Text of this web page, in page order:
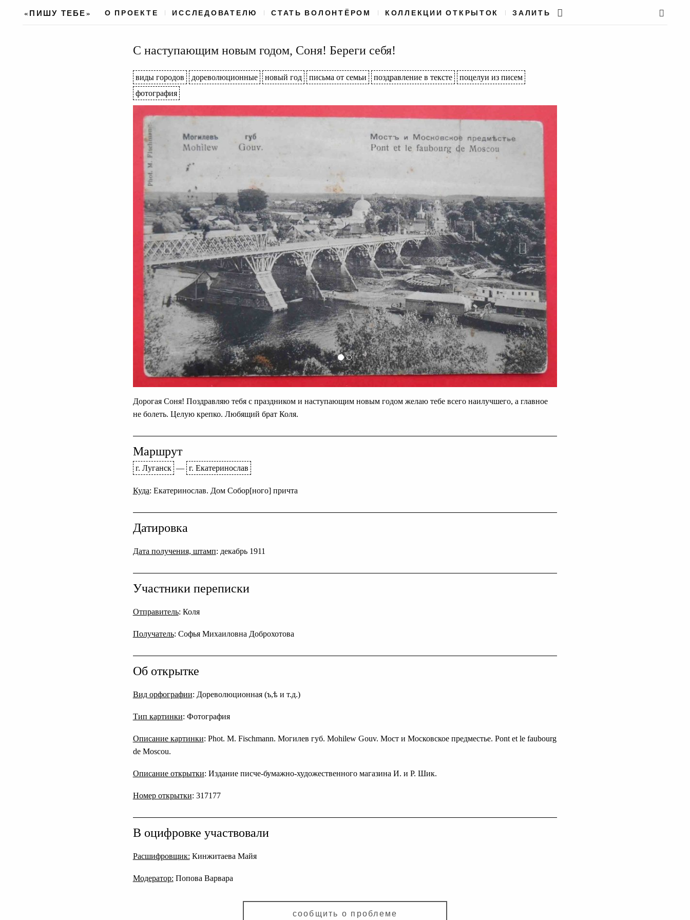
«ПИШУ ТЕБЕ» О ПРОЕКТЕ ИССЛЕДОВАТЕЛЮ СТАТЬ ВОЛОНТЁРОМ КОЛЛЕКЦИИ ОТКРЫТОК ЗАЛИТЬ
С наступающим новым годом, Соня! Береги себя!
виды городов дореволюционные новый год письма от семьи поздравление в тексте
поцелуи из писем
фотография
Дорогая Соня! Поздравляю тебя с праздником и наступающим новым годом желаю тебе всего наилучшего, а главное
не болеть. Целую крепко. Любящий брат Коля.
Маршрут
г. Луганск — г. Екатеринослав
Куда: Екатеринослав. Дом Собор[ного] причта
Датировка
Дата получения, штамп: декабрь 1911
Участники переписки
Отправитель: Коля
Получатель: Софья Михаиловна Доброхотова
Об открытке
Вид орфографии: Дореволюционная (ъ,ѣ и т.д.)
Тип картинки: Фотография
Описание картинки: Phot. M. Fischmann. Могилев губ. Mohilew Gouv. Мост и Московское предместье. Pont et le faubourg
de Moscou.
Описание открытки: Издание писче-бумажно-художественного магазина И. и Р. Шик.
Номер открытки: 317177
В оцифровке участвовали
Расшифровщик: Кинжитаева Майя
Модератор: Попова Варвара
сообщить о проблеме